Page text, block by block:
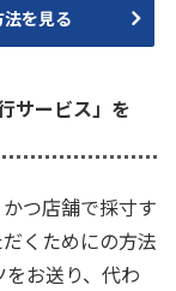
を見る
サービス」を
つ店舗で採寸す
くためにの方法
お送り、代わ